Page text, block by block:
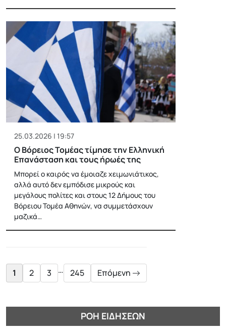
25.03.2026 | 19:57
Ο Βόρειος Τομέας τίμησε την Ελληνική
Επανάσταση και τους ήρωές της
Μπορεί ο καιρός να έμοιαζε χειμωνιάτικος,
αλλά αυτό δεν εμπόδισε μικρούς και
μεγάλους πολίτες και στους 12 Δήμους του
Βόρειου Τομέα Αθηνών, να συμμετάσχουν
μαζικά…
1 2 3 … 245 Επόμενη
ΡΟΉ ΕΙΔΉΣΕΩΝ